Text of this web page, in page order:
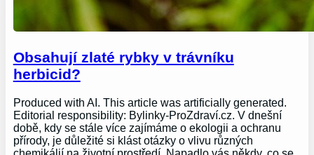
Obsahují zlaté rybky v trávníku
herbicid?
Produced with AI. This article was artificially generated.
Editorial responsibility: Bylinky-ProZdraví.cz. V dnešní
době, kdy se stále více zajímáme o ekologii a ochranu
přírody, je důležité si klást otázky o vlivu různých